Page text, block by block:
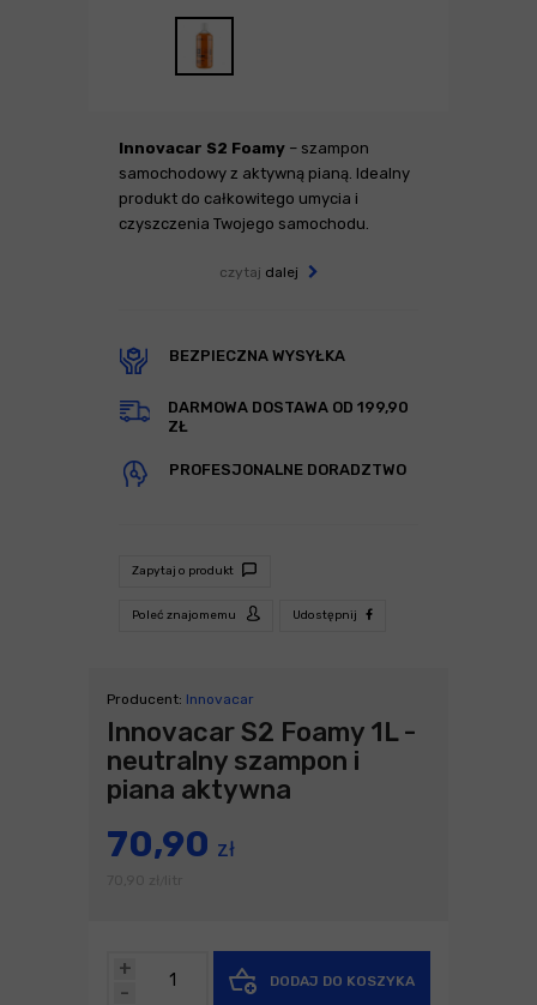
Innovacar S2 Foamy – szampon
samochodowy z aktywną pianą. Idealny
produkt do całkowitego umycia i
czyszczenia Twojego samochodu.
czytaj dalej
BEZPIECZNA WYSYŁKA
DARMOWA DOSTAWA OD 199,90
ZŁ
PROFESJONALNE DORADZTWO
Zapytaj o produkt
Poleć znajomemu Udostępnij
Producent: Innovacar
Innovacar S2 Foamy 1L -
neutralny szampon i
piana aktywna
70,90 zł
-
+
DODAJ DO KOSZYKA